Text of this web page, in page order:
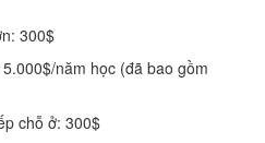
300$
năm học (đã bao gồm
chỗ ở: 300$